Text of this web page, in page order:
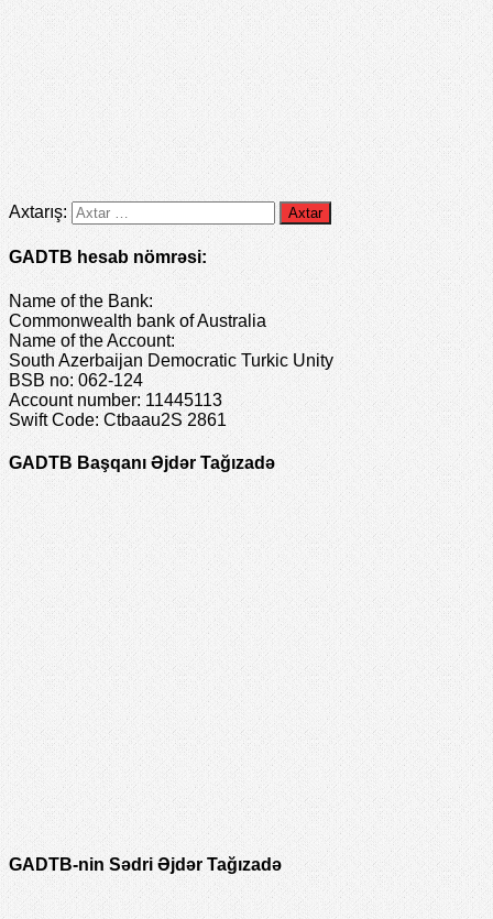
Axtarış:
GADTB hesab nömrəsi:
Name of the Bank:
Commonwealth bank of Australia
Name of the Account:
South Azerbaijan Democratic Turkic Unity
BSB no: 062-124
Account number: 11445113
Swift Code: Ctbaau2S 2861
GADTB Başqanı Əjdər Tağızadə
GADTB-nin Sədri Əjdər Tağızadə